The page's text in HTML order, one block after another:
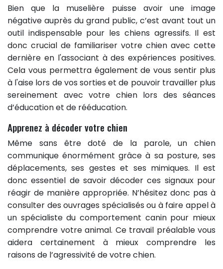
Bien que la muselière puisse avoir une image
négative auprès du grand public, c’est avant tout un
outil indispensable pour les chiens agressifs. Il est
donc crucial de familiariser votre chien avec cette
dernière en l'associant à des expériences positives.
Cela vous permettra également de vous sentir plus
à l'aise lors de vos sorties et de pouvoir travailler plus
sereinement avec votre chien lors des séances
d’éducation et de rééducation.
Apprenez à décoder votre chien
Même sans être doté de la parole, un chien
communique énormément grâce à sa posture, ses
déplacements, ses gestes et ses mimiques. Il est
donc essentiel de savoir décoder ces signaux pour
réagir de manière appropriée. N’hésitez donc pas à
consulter des ouvrages spécialisés ou à faire appel à
un spécialiste du comportement canin pour mieux
comprendre votre animal. Ce travail préalable vous
aidera certainement à mieux comprendre les
raisons de l’agressivité de votre chien.